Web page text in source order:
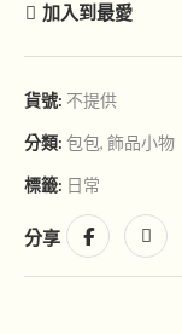
加入到最愛
貨號: 不提供
分類: 包包, 飾品小物
標籤: 日常
分享